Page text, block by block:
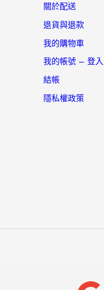
關於配送
退貨與退款
我的購物車
我的帳號 – 登入
結帳
隱私權政策